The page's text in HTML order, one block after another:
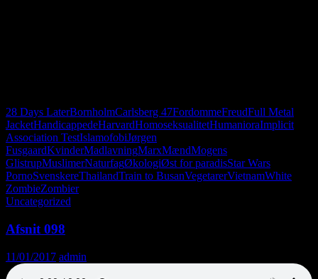
28 Days LaterBornholmCarlsberg 47FordommeFreudFull Metal
JacketHandicappedeHarvardHomoseksualitetHumanioraImplicit
Association TestIslamofobiJørgen
FusgaardKvinderMadlavningMarxMændMogens
GlistrupMuslimerNaturfagØkologiØst for paradisStar Wars
PornoSvenskereThailandTrain to BusanVegetarerVietnamWhite
ZombieZombier
Uncategorized
Afsnit 098
11/01/2017 admin